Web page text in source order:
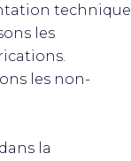
technique
les
les non-
la